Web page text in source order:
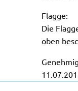
Flagge:
Die
oben